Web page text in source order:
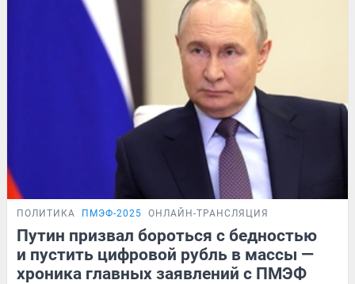
ПОЛИТИКА ПМЭФ-2025 ОНЛАЙН-ТРАНСЛЯЦИЯ
Путин призвал бороться с бедностью
и пустить цифровой рубль в массы —
хроника главных заявлений с ПМЭФ